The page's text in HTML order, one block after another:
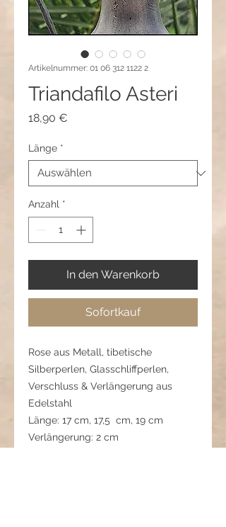
Artikelnummer: 01 06 312 1122 2
Triandafilo Asteri
18,90 €
Länge *
Anzahl *
In den Warenkorb
Sofortkauf
Rose aus Metall, tibetische
Silberperlen, Glasschliffperlen,
Verschluss & Verlängerung aus
Edelstahl
Länge: 17 cm, 17,5 cm, 19 cm
Verlängerung: 2 cm